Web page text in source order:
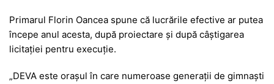
k
er
Primarul Florin Oancea spune că lucrările efective ar putea
începe anul acesta, după proiectare și după câștigarea
licitației pentru execuție.
„DEVA este orașul în care numeroase generații de gimnaști